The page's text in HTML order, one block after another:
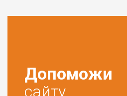
Допоможи
сайту